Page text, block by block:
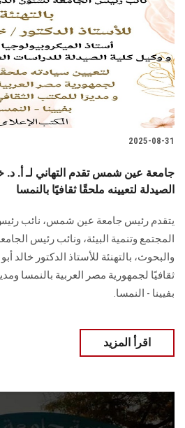
2025-08-31
جامعة عين شمس تقدم التهاني لـ أ. د.
الصيدلة لتعيينه ملحقًا ثقافيًا بالنمسا
يتقدم رئيس جامعة عين شمس، نائب
المجتمع وتنمية البيئة، ونائب رئيس
والبحوث، بالتهنئة للأستاذ الدكتور خالد
ثقافيًا لجمهورية مصر العربية بالنمسا
بفيينا - النمسا.
اقرأ المزيد